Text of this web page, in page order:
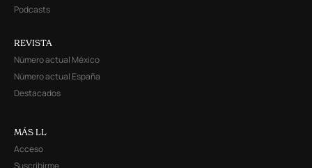
Podcasts
REVISTA
Número actual México
Número actual España
Destacados
MÁS LL
Acceso
Suscribirme